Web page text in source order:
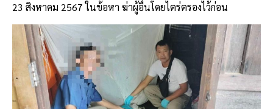
23 สิงหาคม 2567 ในข้อหา ฆ่าผู้อื่นโดยไตร่ตรองไว้ก่อน